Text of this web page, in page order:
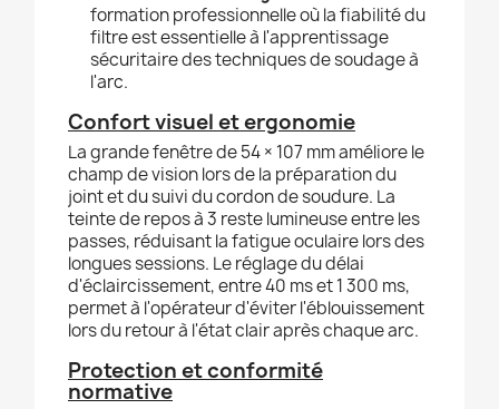
formation professionnelle où la fiabilité du
filtre est essentielle à l'apprentissage
sécuritaire des techniques de soudage à
l'arc.
Confort visuel et ergonomie
La grande fenêtre de 54 × 107 mm améliore le
champ de vision lors de la préparation du
joint et du suivi du cordon de soudure. La
teinte de repos à 3 reste lumineuse entre les
passes, réduisant la fatigue oculaire lors des
longues sessions. Le réglage du délai
d'éclaircissement, entre 40 ms et 1 300 ms,
permet à l'opérateur d'éviter l'éblouissement
lors du retour à l'état clair après chaque arc.
Protection et conformité
normative